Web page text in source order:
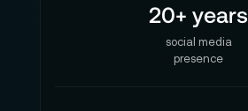
20+ years
social media
presence